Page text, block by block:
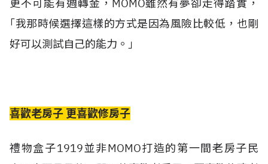
更不可能有週轉金，MOMO雖然有夢卻走得踏實，
｢我那時候選擇這樣的方式是因為風險比較低，也剛
好可以測試自己的能力。｣
喜歡老房子 更喜歡修房子
禮物盒子1919並非MOMO打造的第一間老房子民